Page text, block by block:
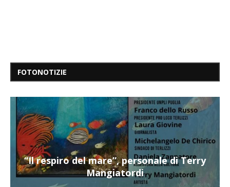
FOTONOTIZIE
“Il respiro del mare”, personale di Terry
Mangiatordi